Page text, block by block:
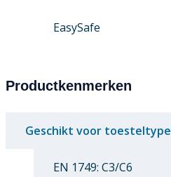
EasySafe
Productkenmerken
Geschikt voor toesteltype
EN 1749: C3/C6